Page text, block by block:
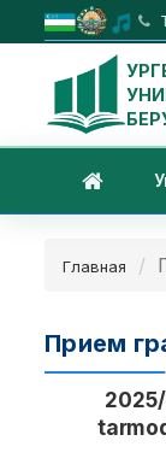
Главная
Прием